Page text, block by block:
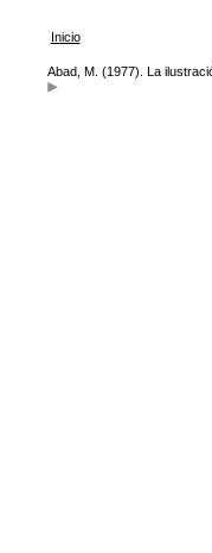
Inicio
Abad, M. (1977). La